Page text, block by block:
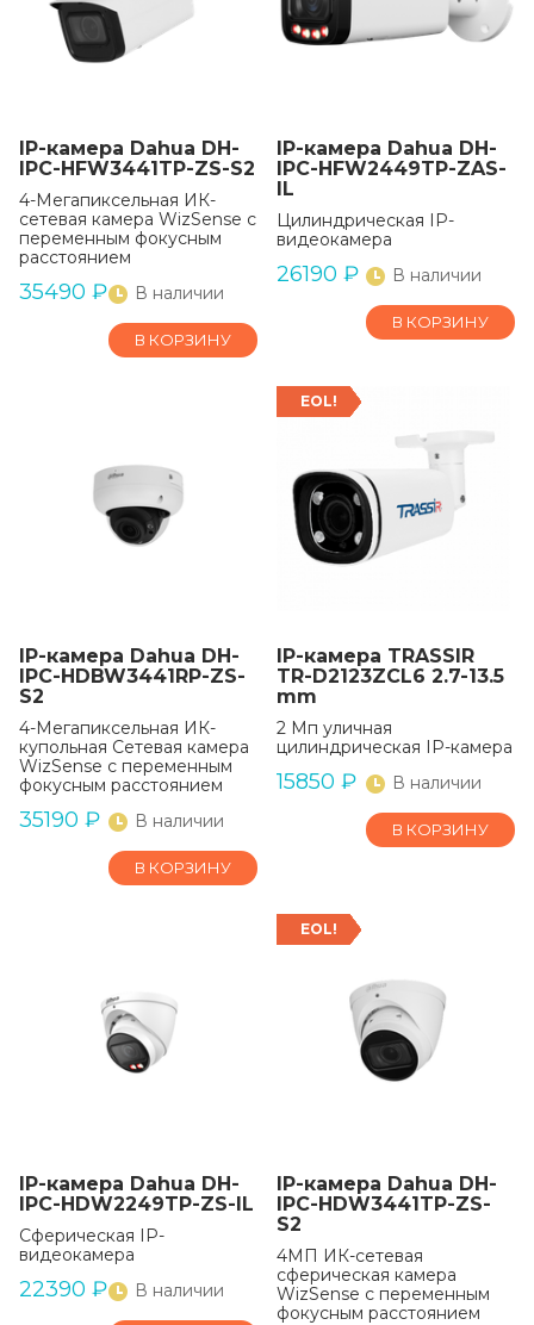
IP-камера Dahua DH-
IPC-HFW3441TP-ZS-S2
4-Мегапиксельная ИК-
сетевая камера WizSense с
переменным фокусным
расстоянием
35490 ₽ В наличии
В КОРЗИНУ
IP-камера Dahua DH-
IPC-HFW2449TP-ZAS-
IL
Цилиндрическая IP-
видеокамера
26190 ₽ В наличии
В КОРЗИНУ
IP-камера Dahua DH-
IPC-HDBW3441RP-ZS-
S2
4-Мегапиксельная ИК-
купольная Сетевая камера
WizSense с переменным
фокусным расстоянием
35190 ₽ В наличии
В КОРЗИНУ
EOL!
IP-камера TRASSIR
TR-D2123ZCL6 2.7-13.5
mm
2 Мп уличная
цилиндрическая IP-камера
15850 ₽ В наличии
В КОРЗИНУ
IP-камера Dahua DH-
IPC-HDW2249TP-ZS-IL
Сферическая IP-
видеокамера
22390 ₽ В наличии
EOL!
IP-камера Dahua DH-
IPC-HDW3441TP-ZS-
S2
4МП ИК-сетевая
сферическая камера
WizSense с переменным
фокусным расстоянием